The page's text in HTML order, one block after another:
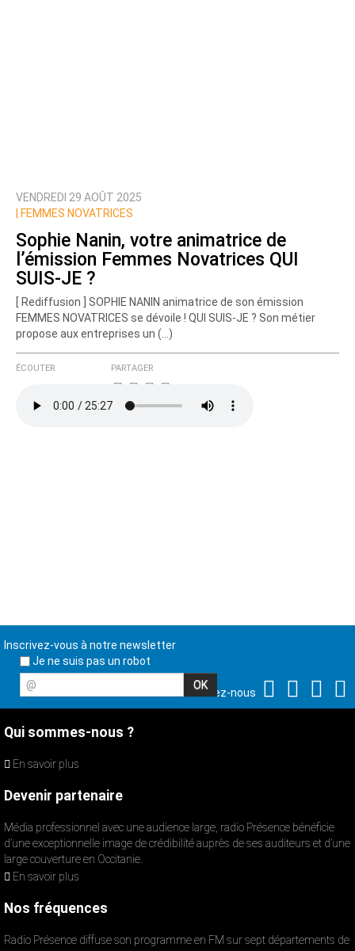
VENDREDI 29 AOÛT 2025
FEMMES NOVATRICES
Sophie Nanin, votre animatrice de
l’émission Femmes Novatrices QUI
SUIS-JE ?
[ Rediffusion ] SOPHIE NANIN animatrice de son émission
FEMMES NOVATRICES se dévoile ! QUI SUIS-JE ? Son métier
propose aux entreprises un (…)
ÉCOUTER PARTAGER
Inscrivez-vous à notre newsletter
Je ne suis pas un robot
@
Suivez-nous
Qui sommes-nous ?
En savoir plus
Devenir partenaire
Média professionnel avec une audience large, radio Présence bénéficie
d’une exceptionnelle image de crédibilité auprès de ses auditeurs et d’une
large couverture en Occitanie.
En savoir plus
Nos fréquences
Radio Présence diffuse son programme en FM sur sept départements de